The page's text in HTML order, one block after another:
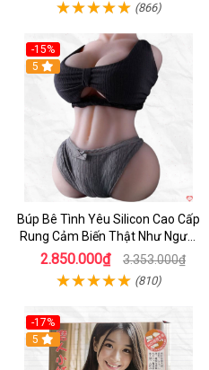
(866)
-15%
5
Búp Bê Tình Yêu Silicon Cao Cấp
Rung Cảm Biến Thật Như Người
Mua
2.850.000₫ 3.353.000₫
(810)
-17%
Hot
5